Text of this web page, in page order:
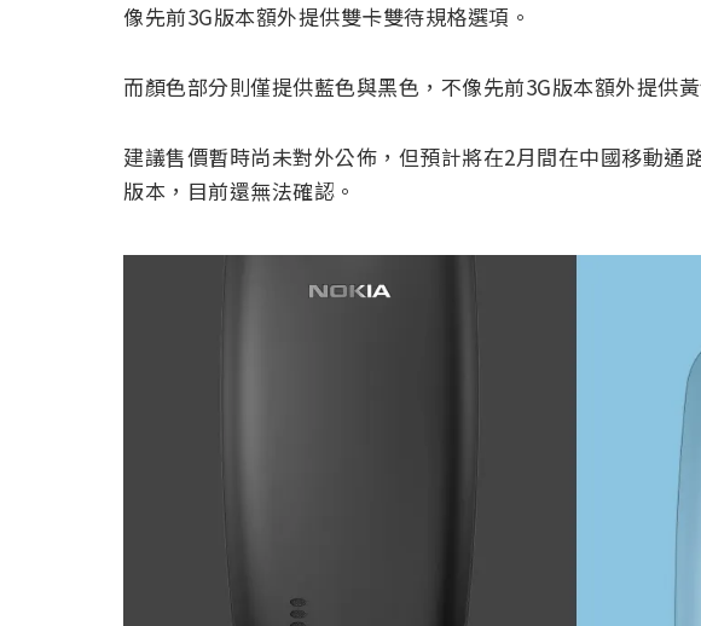
像先前3G版本額外提供雙卡雙待規格選項。
而顏色部分則僅提供藍色與黑色，不像先前3G版本額外提供
建議售價暫時尚未對外公佈，但預計將在2月間在中國移動通
版本，目前還無法確認。